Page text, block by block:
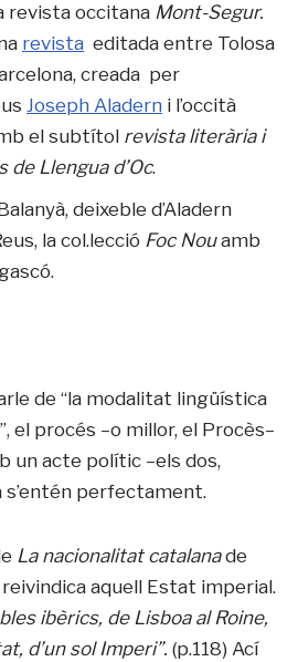
revista occitana Mont-Segur.
revista editada entre Tolosa
creada per
Joseph Aladern i l’occità
el subtítol revista literària i
de Llengua d’Oc.
deixeble d’Aladern
la col.lecció Foc Nouamb
de “la modalitat lingüística
el procés –o millor, el Procès–
un acte polític –els dos,
s’entén perfectament.
La nacionalitat catalanade
aquell Estat imperial.
ibèrics, de Lisboa al Roine,
d’un sol Imperi”. (p.118) Ací